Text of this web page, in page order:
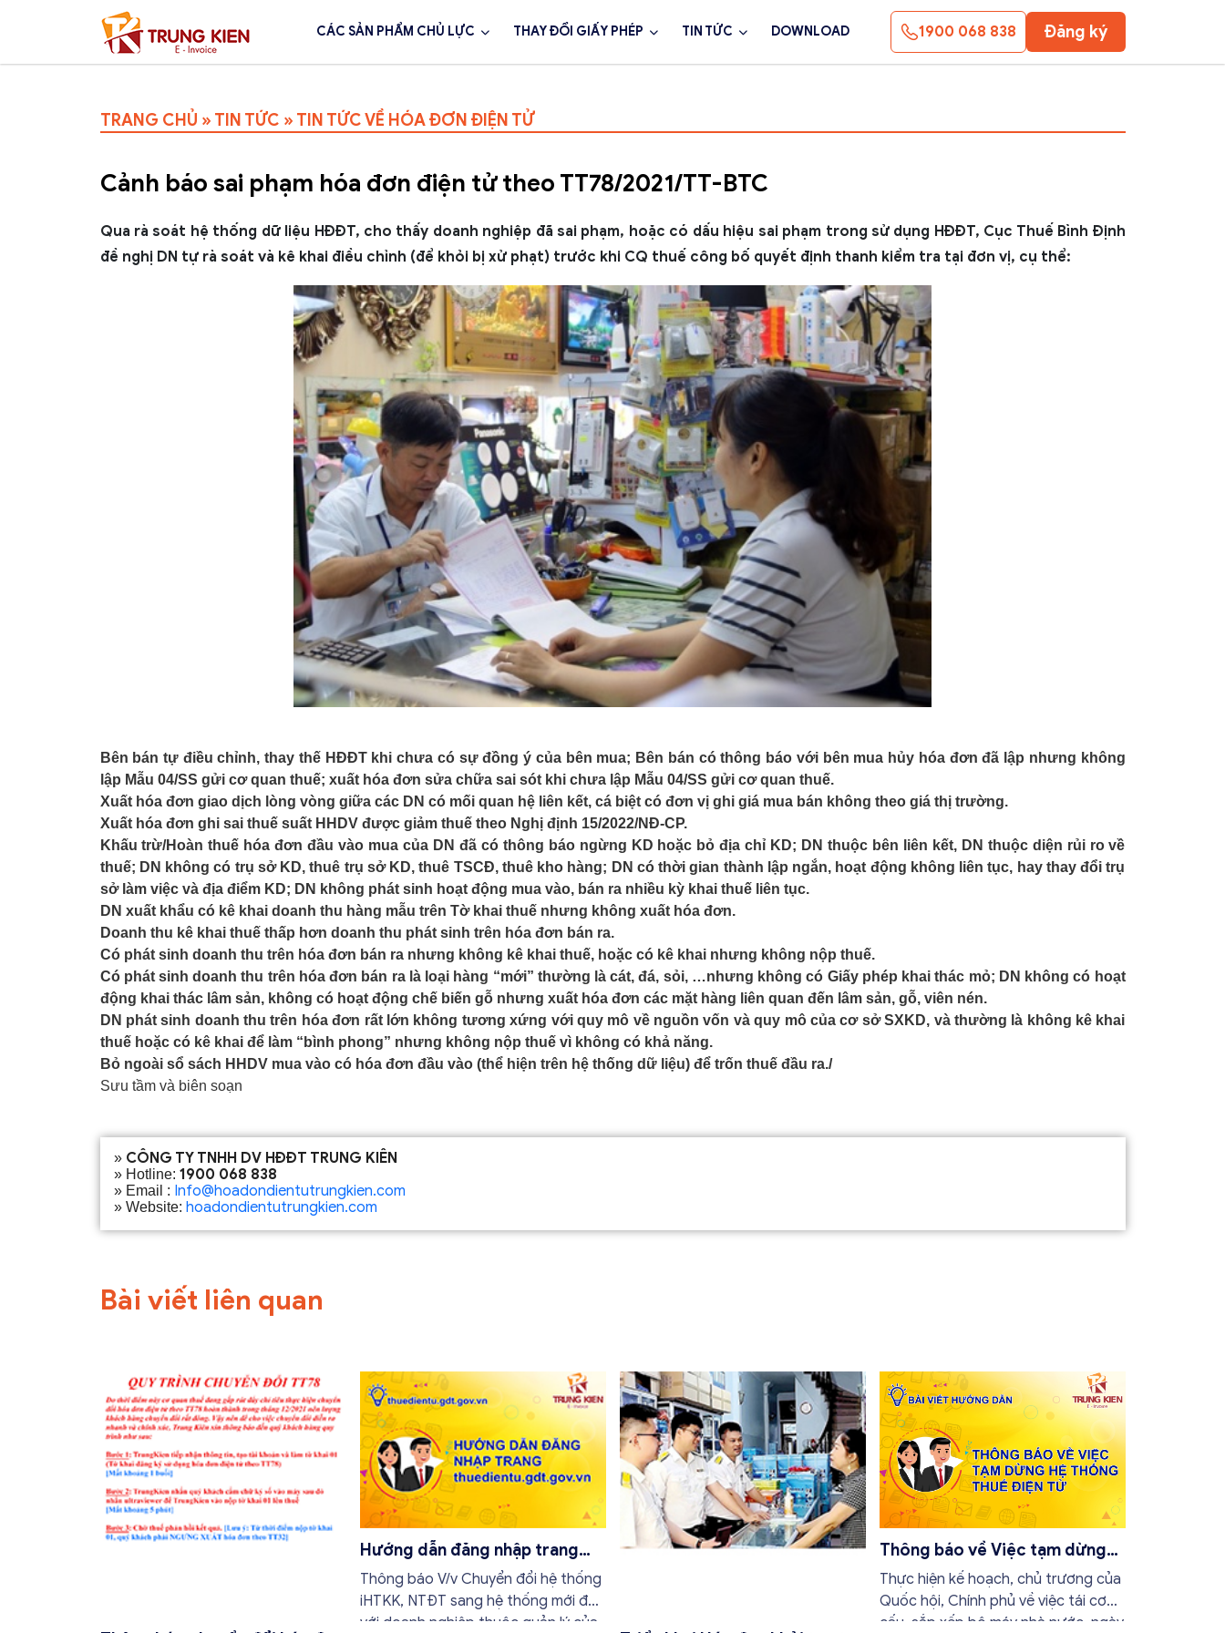
CÁC SẢN PHẨM CHỦ LỰC THAY ĐỔI GIẤY PHÉP TIN TỨC DOWNLOAD 1900 068 838 Đăng ký
TRANG CHỦ » TIN TỨC » TIN TỨC VỀ HÓA ĐƠN ĐIỆN TỬ
Cảnh báo sai phạm hóa đơn điện tử theo TT78/2021/TT-BTC
Qua rà soát hệ thống dữ liệu HĐĐT, cho thấy doanh nghiệp đã sai phạm, hoặc có dấu hiệu sai phạm trong sử dụng HĐĐT, Cục Thuế Bình Định
đề nghị DN tự rà soát và kê khai điều chỉnh (để khỏi bị xử phạt) trước khi CQ thuế công bố quyết định thanh kiểm tra tại đơn vị, cụ thể:
Bên bán tự điều chỉnh, thay thế HĐĐT khi chưa có sự đồng ý của bên mua; Bên bán có thông báo với bên mua hủy hóa đơn đã lập nhưng không
lập Mẫu 04/SS gửi cơ quan thuế; xuất hóa đơn sửa chữa sai sót khi chưa lập Mẫu 04/SS gửi cơ quan thuế.
Xuất hóa đơn giao dịch lòng vòng giữa các DN có mối quan hệ liên kết, cá biệt có đơn vị ghi giá mua bán không theo giá thị trường.
Xuất hóa đơn ghi sai thuế suất HHDV được giảm thuế theo Nghị định 15/2022/NĐ-CP.
Khấu trừ/Hoàn thuế hóa đơn đầu vào mua của DN đã có thông báo ngừng KD hoặc bỏ địa chỉ KD; DN thuộc bên liên kết, DN thuộc diện rủi ro về
thuế; DN không có trụ sở KD, thuê trụ sở KD, thuê TSCĐ, thuê kho hàng; DN có thời gian thành lập ngắn, hoạt động không liên tục, hay thay đổi trụ
sở làm việc và địa điểm KD; DN không phát sinh hoạt động mua vào, bán ra nhiều kỳ khai thuế liên tục.
DN xuất khẩu có kê khai doanh thu hàng mẫu trên Tờ khai thuế nhưng không xuất hóa đơn.
Doanh thu kê khai thuế thấp hơn doanh thu phát sinh trên hóa đơn bán ra.
Có phát sinh doanh thu trên hóa đơn bán ra nhưng không kê khai thuế, hoặc có kê khai nhưng không nộp thuế.
Có phát sinh doanh thu trên hóa đơn bán ra là loại hàng “mới” thường là cát, đá, sỏi, …nhưng không có Giấy phép khai thác mỏ; DN không có hoạt
động khai thác lâm sản, không có hoạt động chế biến gỗ nhưng xuất hóa đơn các mặt hàng liên quan đến lâm sản, gỗ, viên nén.
DN phát sinh doanh thu trên hóa đơn rất lớn không tương xứng với quy mô về nguồn vốn và quy mô của cơ sở SXKD, và thường là không kê khai
thuế hoặc có kê khai để làm “bình phong” nhưng không nộp thuế vì không có khả năng.
Bỏ ngoài sổ sách HHDV mua vào có hóa đơn đầu vào (thể hiện trên hệ thống dữ liệu) để trốn thuế đầu ra./
Sưu tầm và biên soạn
»CÔNG TY TNHH DV HĐĐT TRUNG KIÊN
» Hotline: 1900 068 838
» Email : Info@hoadondientutrungkien.com
» Website: hoadondientutrungkien.com
Bài viết liên quan
Hướng dẫn đăng nhập trang
thuedientu.gdt.gov.vn
Thông báo V/v Chuyển đổi hệ thống
iHTKK, NTĐT sang hệ thống mới đối
với doanh nghiệp thuộc quản lý của
Thông báo về Việc tạm dừng
các hệ thống thuế điện tử
Thực hiện kế hoạch, chủ trương của
Quốc hội, Chính phủ về việc tái cơ
cấu, sắp xếp bộ máy nhà nước, ngày